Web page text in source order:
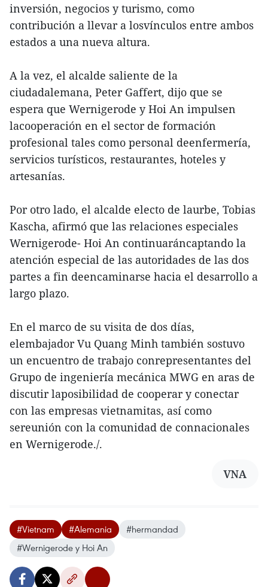
inversión, negocios y turismo, como
contribución a llevar a losvínculos entre ambos
estados a una nueva altura.
A la vez, el alcalde saliente de la
ciudadalemana, Peter Gaffert, dijo que se
espera que Wernigerode y Hoi An impulsen
lacooperación en el sector de formación
profesional tales como personal deenfermería,
servicios turísticos, restaurantes, hoteles y
artesanías.
Por otro lado, el alcalde electo de laurbe, Tobias
Kascha, afirmó que las relaciones especiales
Wernigerode- Hoi An continuaráncaptando la
atención especial de las autoridades de las dos
partes a fin deencaminarse hacia el desarrollo a
largo plazo.
En el marco de su visita de dos días,
elembajador Vu Quang Minh también sostuvo
un encuentro de trabajo conrepresentantes del
Grupo de ingeniería mecánica MWG en aras de
discutir laposibilidad de cooperar y conectar
con las empresas vietnamitas, así como
sereunión con la comunidad de connacionales
en Wernigerode./.
VNA
#Vietnam #Alemania
#hermandad
#Wernigerode y Hoi An